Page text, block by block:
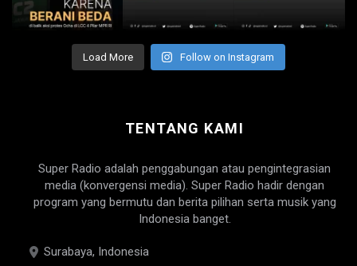
Load More Follow on Instagram
TENTANG KAMI
Super Radio adalah penggabungan atau pengintegrasian
media (konvergensi media). Super Radio hadir dengan
program yang bermutu dan berita pilihan serta musik yang
Indonesia banget.
Surabaya, Indonesia